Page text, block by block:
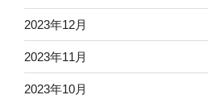
2023年12月
2023年11月
2023年10月